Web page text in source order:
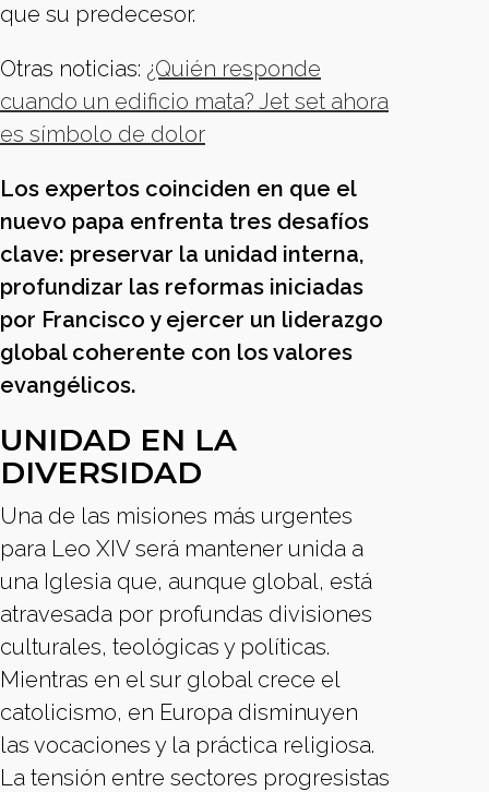
que su predecesor.
Otras noticias: ¿Quién responde
cuando un edificio mata? Jet set ahora
es símbolo de dolor
Los expertos coinciden en que el
nuevo papa enfrenta tres desafíos
clave: preservar la unidad interna,
profundizar las reformas iniciadas
por Francisco y ejercer un liderazgo
global coherente con los valores
evangélicos.
UNIDAD EN LA
DIVERSIDAD
Una de las misiones más urgentes
para Leo XIV será mantener unida a
una Iglesia que, aunque global, está
atravesada por profundas divisiones
culturales, teológicas y políticas.
Mientras en el sur global crece el
catolicismo, en Europa disminuyen
las vocaciones y la práctica religiosa.
La tensión entre sectores progresistas